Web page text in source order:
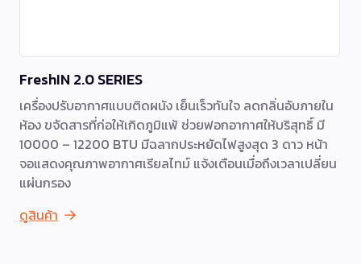
FreshIN 2.0 SERIES
เครื่องปรับอากาศแบบติดผนัง เย็นเร็วทันใจ ลดกลิ่นอับภายใน
ห้อง ขจัดสารที่ก่อให้เกิดภูมิแพ้ ช่วยฟอกอากาศให้บริสุทธิ์ มี
10000 – 12200 BTU มีฉลากประหยัดไฟสูงสุด 3 ดาว หน้า
จอแสดงคุณภาพอากาศเรียลไทม์ แจ้งเตือนเมื่อถึงเวลาเปลี่ยน
แผ่นกรอง
ดูสินค้า